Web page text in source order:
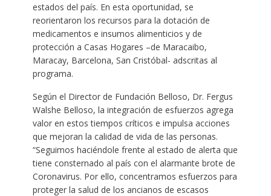
estados del país. En esta oportunidad, se
reorientaron los recursos para la dotación de
medicamentos e insumos alimenticios y de
protección a Casas Hogares –de Maracaibo,
Maracay, Barcelona, San Cristóbal- adscritas al
programa.
Según el Director de Fundación Belloso, Dr. Fergus
Walshe Belloso, la integración de esfuerzos agrega
valor en estos tiempos críticos e impulsa acciones
que mejoran la calidad de vida de las personas.
“Seguimos haciéndole frente al estado de alerta que
tiene consternado al país con el alarmante brote de
Coronavirus. Por ello, concentramos esfuerzos para
proteger la salud de los ancianos de escasos